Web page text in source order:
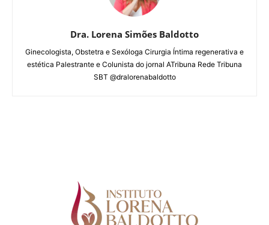
Dra. Lorena Simões Baldotto
Ginecologista, Obstetra e Sexóloga Cirurgia Íntima regenerativa e
estética Palestrante e Colunista do jornal ATribuna Rede Tribuna
SBT @dralorenabaldotto